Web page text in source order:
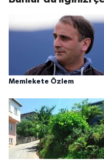
Memlekete Özlem